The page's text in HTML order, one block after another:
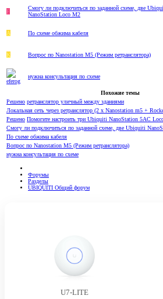
F
Смогу ли подключиться по заданной схеме, две
NanoStation Loco M2
A По схеме обжима кабеля
K Вопрос по Nanostation M5 (Режим ретранслятора)
нужна консультация по схеме
Похожие темы
Решено ретранслятор уличный между зданиями
Локальная сеть через ретранслятор (2 х Nanostation m5 +
Решено Помогите настроить три Ubiquiti NanoStation 5AC
Смогу ли подключиться по заданной схеме, две Ubiquiti
По схеме обжима кабеля
Вопрос по Nanostation M5 (Режим ретранслятора)
нужна консультация по схеме
Форумы
Разделы
UBIQUITI Общий форум
U7-LITE